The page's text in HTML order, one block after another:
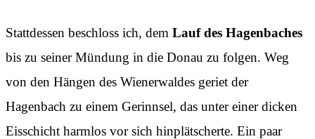
Stattdessen beschloss ich, dem Lauf des Hagenbaches
bis zu seiner Mündung in die Donau zu folgen. Weg
von den Hängen des Wienerwaldes geriet der
Hagenbach zu einem Gerinnsel, das unter einer dicken
Eisschicht harmlos vor sich hinplätscherte. Ein paar